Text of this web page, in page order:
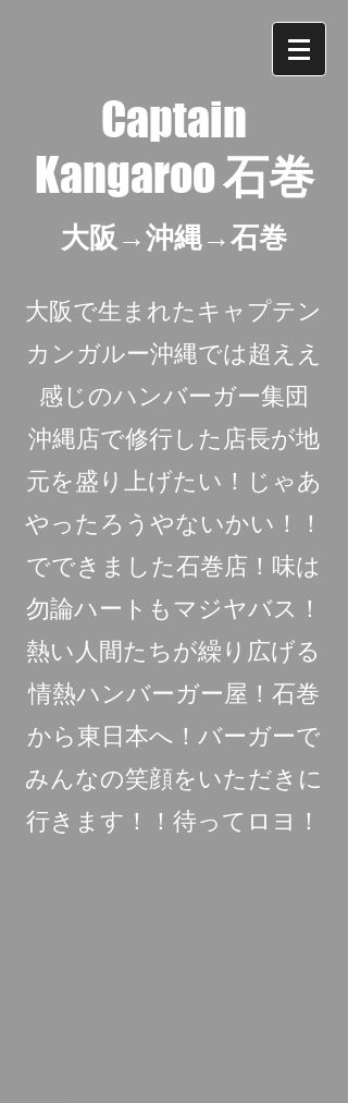
Captain
Kangaroo石巻
大阪→沖縄→石巻
大阪で生まれたキャプテン
カンガルー沖縄では超ええ
感じのハンバーガー集団
沖縄店で修行した店長が地
元を盛り上げたい！じゃあ
やったろうやないかい！！
でできました石巻店！味は
勿論ハートもマジヤバス！
熱い人間たちが繰り広げる
情熱ハンバーガー屋！石巻
から東日本へ！バーガーで
みんなの笑顔をいただきに
行きます！！待ってロヨ！